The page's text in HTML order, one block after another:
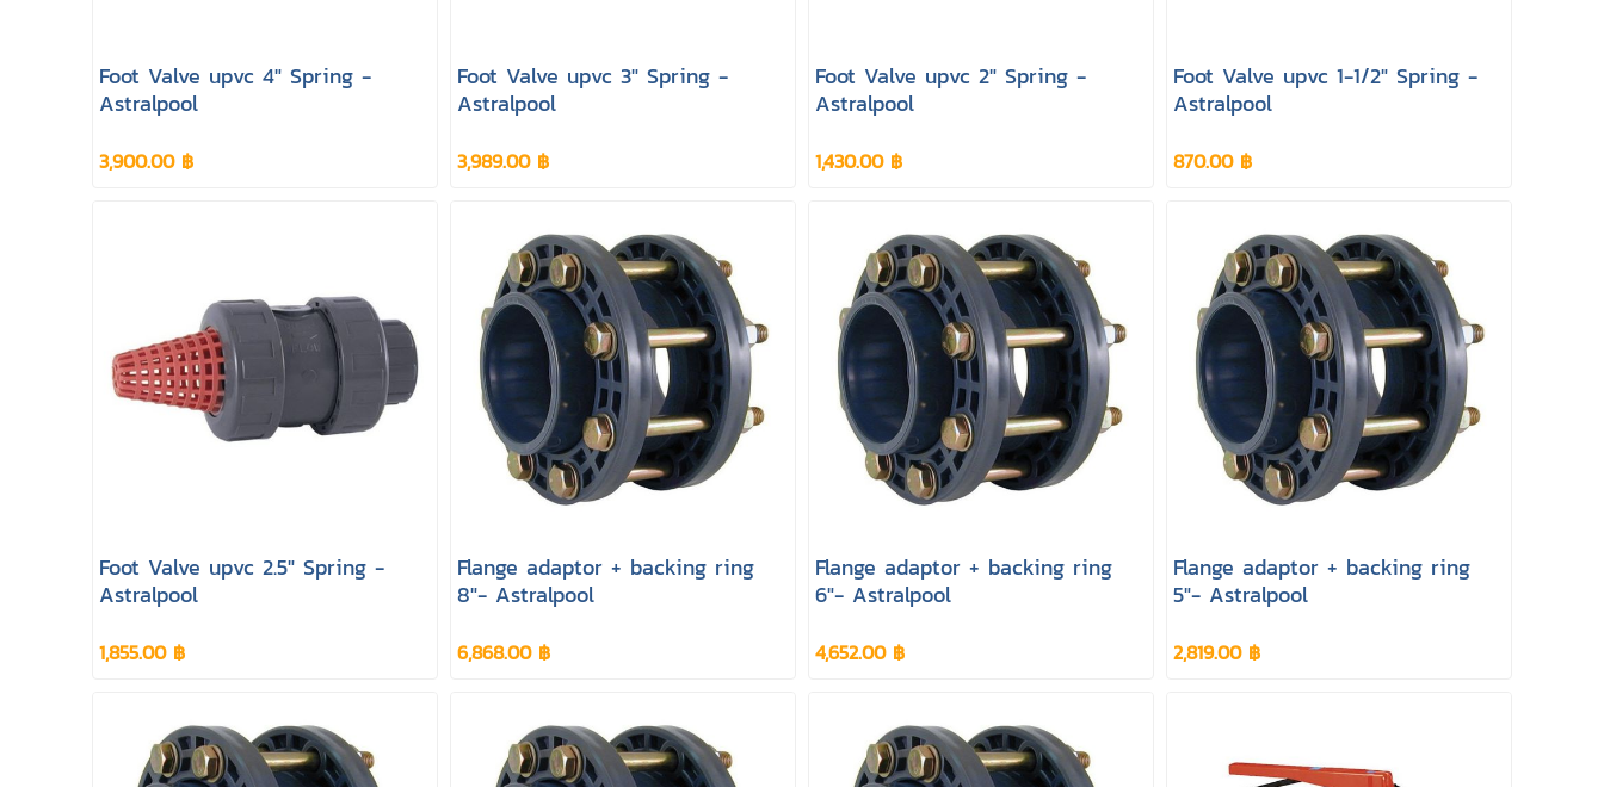
Foot Valve upvc 4" Spring -
Astralpool
3,900.00 ฿
Foot Valve upvc 3" Spring -
Astralpool
3,989.00 ฿
Foot Valve upvc 2" Spring -
Astralpool
1,430.00 ฿
Foot Valve upvc 1-1/2" Spring -
Astralpool
870.00 ฿
Foot Valve upvc 2.5" Spring -
Astralpool
1,855.00 ฿
Flange adaptor + backing ring
8"- Astralpool
6,868.00 ฿
Flange adaptor + backing ring
6"- Astralpool
4,652.00 ฿
Flange adaptor + backing ring
5"- Astralpool
2,819.00 ฿